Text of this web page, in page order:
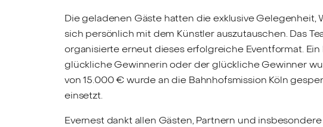
Die geladenen Gäste hatten die exklusive
sich persönlich mit dem Künstler auszutauschen. Das
organisierte erneut dieses erfolgreiche Eventformat.
glückliche Gewinnerin oder der glückliche Gewinner
von 15.000 € wurde an die Bahnhofsmission Köln
einsetzt.
Evernest dankt allen Gästen, Partnern und